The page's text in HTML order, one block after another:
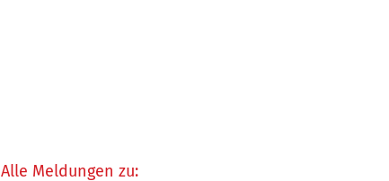
Alle Meldungen zu: